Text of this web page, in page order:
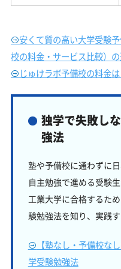
安くて質の高い大学受験
校の料金・サービス比較）
じゅけラボ予備校の料金
独学で失敗し
強法
塾や予備校に通わずに
自主勉強で進める受験
工業大学に合格するた
験勉強法を知り、実践
【塾なし・予備校な
学受験勉強法